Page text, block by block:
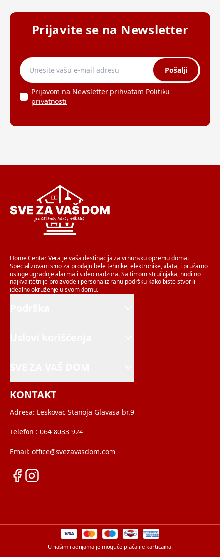
Prijavite se na Newsletter
Pošalji
Prijavom na Newsletter prihvatam Politiku
privatnosti
Home Centar Vera je vaša destinacija za vrhunsku opremu doma.
Specializovani smo za prodaju bele tehnike, elektronike, alata, i pružamo
usluge ugradnje alarma i video nadzora. Sa timom stručnjaka, nudimo
najkvalitetnije proizvode i personaliziranu podršku kako biste stvorili
idealno okruženje u svom domu.
KONTAKT
Adresa: Leskovac Stanoja Glavasa br.9
Telefon : 064 8033 924
Email: office@svezavasdom.com
U našim radnjama je moguće plaćanje karticama.